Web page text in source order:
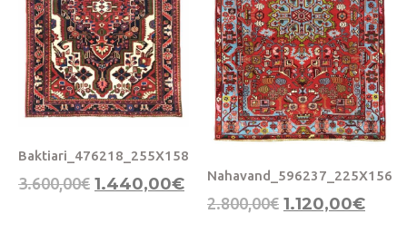
Baktiari_476218_255X158
3.600,00€ 1.440,00€ Nahavand_596237_225X156
2.800,00€ 1.120,00€